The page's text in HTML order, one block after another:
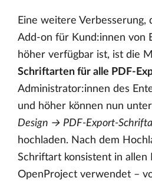
Eine weitere Verbesserung,
Add-on für Kund:innen von
höher verfügbar ist, ist die
Schriftarten für alle PDF-
Administrator:innen des
und höher können nun
Design → PDF-Export-
hochladen. Nach dem
Schriftart konsistent in allen
OpenProject verwendet –